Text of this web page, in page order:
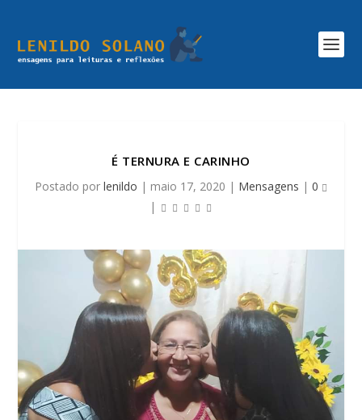
É TERNURA E CARINHO
Postado por lenildo | maio 17, 2020 | Mensagens | 0
|